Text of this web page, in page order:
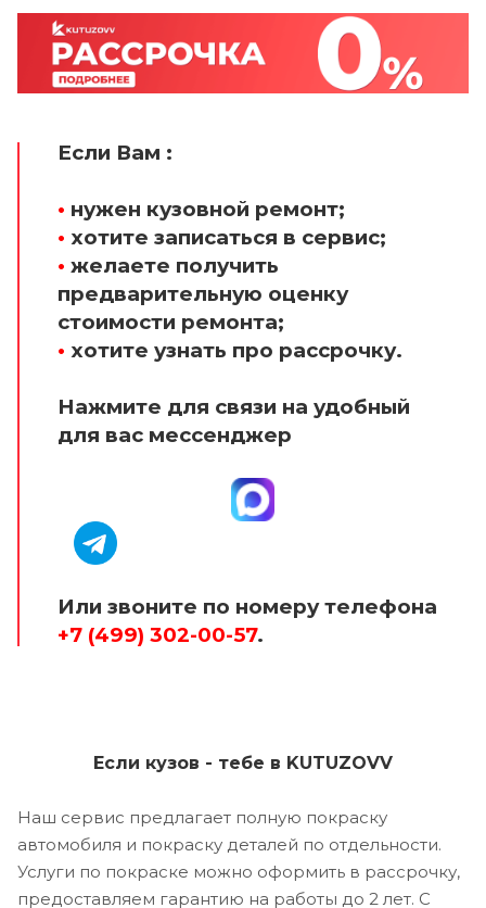
Если Вам :
• нужен кузовной ремонт;
• хотите записаться в сервис;
• желаете получить
предварительную оценку
стоимости ремонта;
• хотите узнать про рассрочку.
Нажмите для связи на удобный
для вас мессенджер
Или звоните по номеру телефона
+7 (499) 302-00-57.
Если кузов - тебе в KUTUZOVV
Наш сервис предлагает полную покраску
автомобиля и покраску деталей по отдельности.
Услуги по покраске можно оформить в рассрочку,
предоставляем гарантию на работы до 2 лет. С